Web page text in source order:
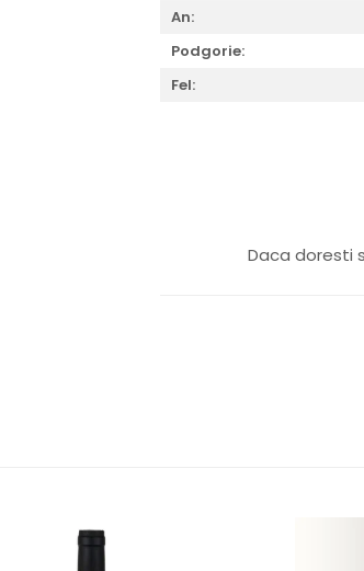
An:
Podgorie:
Fel:
Daca doresti